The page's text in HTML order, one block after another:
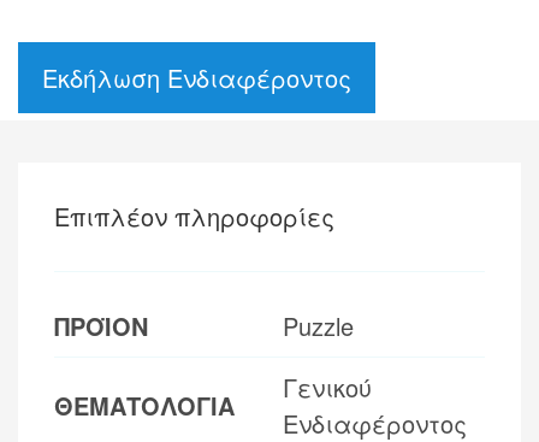
Εκδήλωση Ενδιαφέροντος
Επιπλέον πληροφορίες
ΠΡΟΪΟΝ Puzzle
ΘΕΜΑΤΟΛΟΓΙΑ
Γενικού
Ενδιαφέροντος